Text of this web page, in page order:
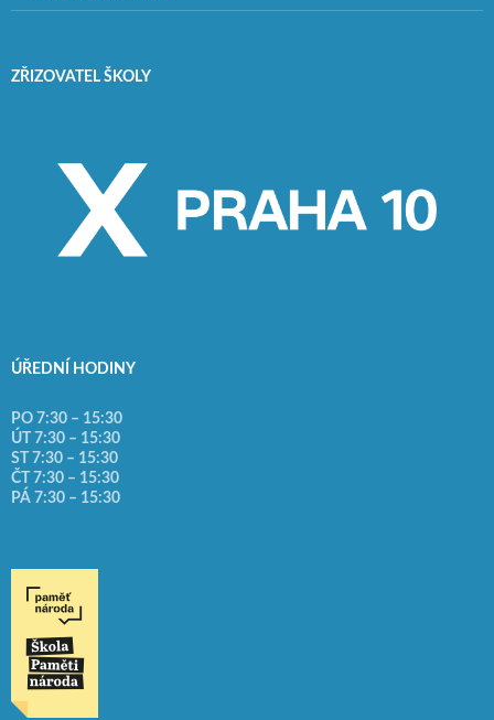
ZŘIZOVATEL ŠKOLY
ÚŘEDNÍ HODINY
PO 7:30 – 15:30
ÚT 7:30 – 15:30
ST 7:30 – 15:30
ČT 7:30 – 15:30
PÁ 7:30 – 15:30